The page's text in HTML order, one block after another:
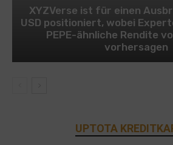
XYZVerse ist für einen
USD positioniert, wobei
PEPE-ähnliche Rendite
vorhersagen
UPTOTA